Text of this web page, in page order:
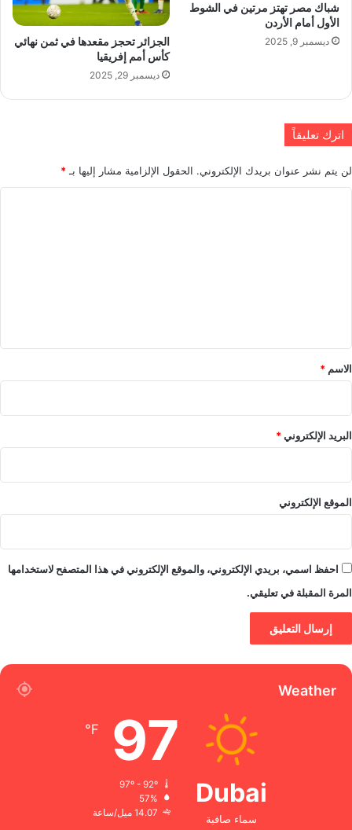
شباك مصر تهتز مرتين في الشوط
الأول أمام الأردن
ديسمبر 9, 2025
الجزائر تحجز مقعدها في ثمن نهائي
كأس أمم إفريقيا
ديسمبر 29, 2025
اترك تعليقاً
لن يتم نشر عنوان بريدك الإلكتروني. الحقول الإلزامية مشار إليها بـ*
*
الاسم *
البريد الإلكتروني*
الموقع الإلكتروني
احفظ اسمي، بريدي الإلكتروني، والموقع الإلكتروني في هذا المتصفح لاستخدامها
المرة المقبلة في تعليقي.
Weather
Dubai
سماء صافية
97
℉
57%
14.07 ميل/ساعة